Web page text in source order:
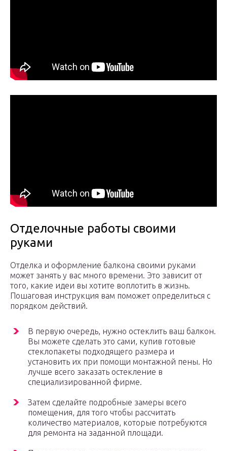
Отделочные работы своими
руками
Отделка и оформление балкона своими руками
может занять у вас много времени. Это зависит от
того, какие идеи вы хотите воплотить в жизнь.
Пошаговая инструкция вам поможет определиться с
порядком действий.
В первую очередь, нужно остеклить ваш балкон.
Вы можете сделать это сами, купив готовые
стеклопакеты подходящего размера и
установить их при помощи монтажной пены. Но
лучше всего заказать остекление в
специализированной фирме.
Затем сделайте подробные замеры всего
помещения, для того чтобы рассчитать
количество материалов, которые потребуются
для ремонта на заданной площади.